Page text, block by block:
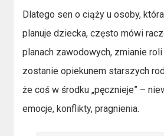
Dlatego sen o ciąży u osoby,
planuje dziecka, często mówi
planach zawodowych, zmianie
zostanie opiekunem starszych
że coś w środku „pęcznieje” –
emocje, konflikty, pragnienia.